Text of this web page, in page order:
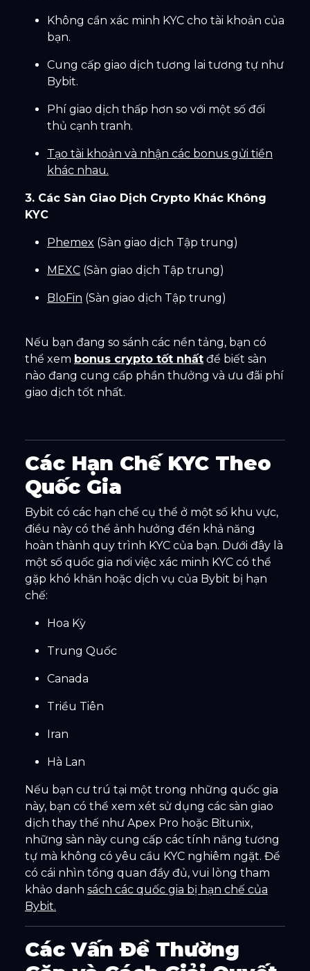
Không cần xác minh KYC cho tài khoản của
bạn.
Cung cấp giao dịch tương lai tương tự như
Bybit.
Phí giao dịch thấp hơn so với một số đối
thủ cạnh tranh.
Tạo tài khoản và nhận các bonus gửi tiền
khác nhau.
3. Các Sàn Giao Dịch Crypto Khác Không
KYC
Phemex (Sàn giao dịch Tập trung)
MEXC (Sàn giao dịch Tập trung)
BloFin (Sàn giao dịch Tập trung)
Nếu bạn đang so sánh các nền tảng, bạn có
thể xem bonus crypto tốt nhất để biết sàn
nào đang cung cấp phần thưởng và ưu đãi phí
giao dịch tốt nhất.
Các Hạn Chế KYC Theo
Quốc Gia
Bybit có các hạn chế cụ thể ở một số khu vực,
điều này có thể ảnh hưởng đến khả năng
hoàn thành quy trình KYC của bạn. Dưới đây là
một số quốc gia nơi việc xác minh KYC có thể
gặp khó khăn hoặc dịch vụ của Bybit bị hạn
chế:
Hoa Kỳ
Trung Quốc
Canada
Triều Tiên
Iran
Hà Lan
Nếu bạn cư trú tại một trong những quốc gia
này, bạn có thể xem xét sử dụng các sàn giao
dịch thay thế như Apex Pro hoặc Bitunix,
những sàn này cung cấp các tính năng tương
tự mà không có yêu cầu KYC nghiêm ngặt. Để
có cái nhìn tổng quan đầy đủ, vui lòng tham
khảo danh sách các quốc gia bị hạn chế của
Bybit.
Các Vấn Đề Thường